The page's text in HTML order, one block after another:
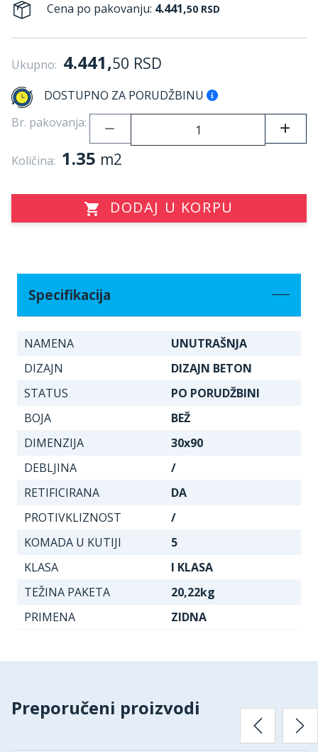
Cena po pakovanju: 4.441,50 RSD
Ukupno: 4.441,50 RSD
DOSTUPNO ZA PORUDŽBINU
Br. pakovanja:
Količina: 1.35 m2
DODAJ U KORPU
Specifikacija
NAMENA
UNUTRAŠNJA
DIZAJN
DIZAJN BETON
STATUS
PO PORUDŽBINI
BOJA
BEŽ
DIMENZIJA
30x90
DEBLJINA
/
RETIFICIRANA
DA
PROTIVKLIZNOST
/
KOMADA U KUTIJI
5
KLASA
I KLASA
TEŽINA PAKETA
20,22kg
PRIMENA
ZIDNA
Preporučeni proizvodi